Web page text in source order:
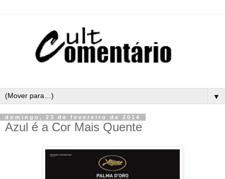
▼
domingo, 23 de fevereiro de 2014
Azul é a Cor Mais Quente